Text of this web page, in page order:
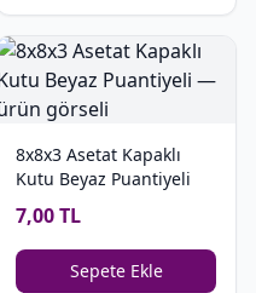
8x8x3 Asetat Kapaklı
Kutu Beyaz Puantiyeli
7,00 TL
Sepete Ekle